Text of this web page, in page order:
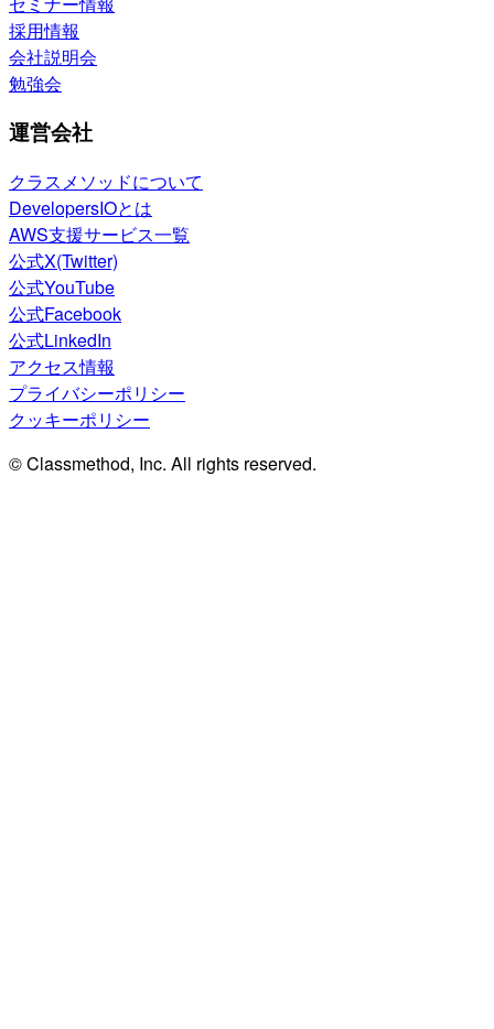
採用情報
会社説明会
勉強会
運営会社
クラスメソッドについて
DevelopersIOとは
AWS支援サービス一覧
公式X(Twitter)
公式YouTube
公式Facebook
公式LinkedIn
アクセス情報
プライバシーポリシー
クッキーポリシー
© Classmethod, Inc. All rights reserved.